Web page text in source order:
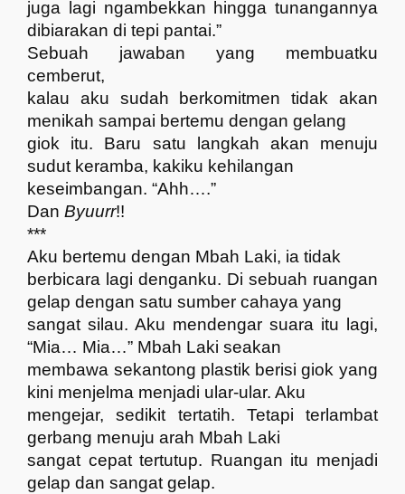
juga lagi ngambekkan hingga tunangannya
dibiarakan di tepi pantai.”
Sebuah jawaban yang membuatku
cemberut,
kalau aku sudah berkomitmen tidak akan
menikah sampai bertemu dengan gelang
giok itu. Baru satu langkah akan menuju
sudut keramba, kakiku kehilangan
keseimbangan. “Ahh….”
DanByuurr!!
***
Aku bertemu dengan Mbah Laki, ia tidak
berbicara lagi denganku. Di sebuah ruangan
gelap dengan satu sumber cahaya yang
sangat silau. Aku mendengar suara itu lagi,
“Mia… Mia…” Mbah Laki seakan
membawa sekantong plastik berisi giok yang
kini menjelma menjadi ular-ular. Aku
mengejar, sedikit tertatih. Tetapi terlambat
gerbang menuju arah Mbah Laki
sangat cepat tertutup. Ruangan itu menjadi
gelap dan sangat gelap.